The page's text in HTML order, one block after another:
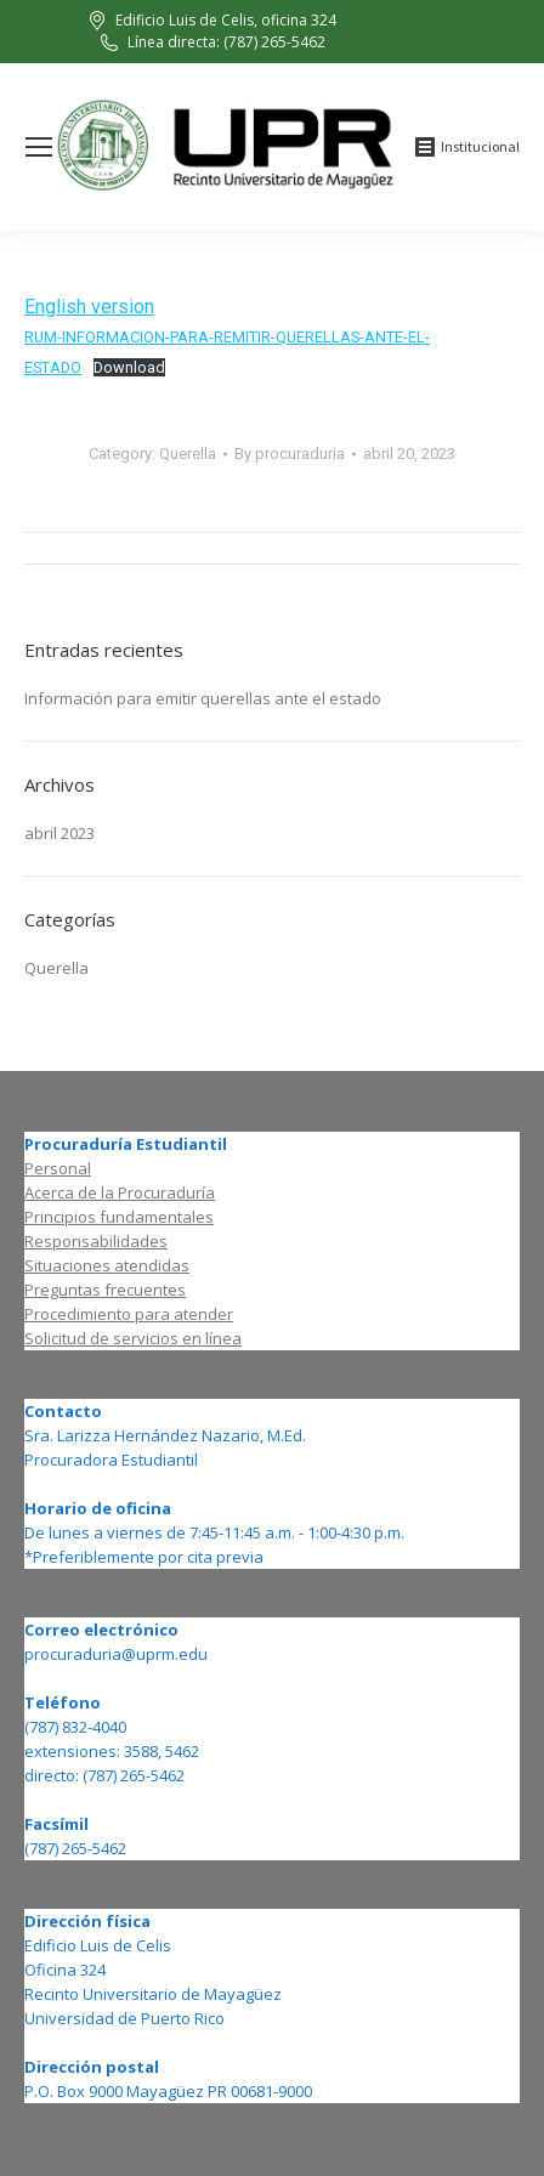
Edificio Luis de Celis, oficina 324
Línea directa: (787) 265-5462
Institucional
English version
RUM-INFORMACION-PARA-REMITIR-QUERELLAS-ANTE-EL-
ESTADO
Download
Category: Querella By procuraduria abril 20, 2023
Post
Entradas recientes
Información para emitir querellas ante el estado
Archivos
abril 2023
Categorías
Querella
Procuraduría Estudiantil
Personal
Acerca de la Procuraduría
Principios fundamentales
Responsabilidades
Situaciones atendidas
Preguntas frecuentes
Procedimiento para atender
Solicitud de servicios en línea
Contacto
Sra. Larizza Hernández Nazario, M.Ed.
Procuradora Estudiantil
Horario de oficina
De lunes a viernes de 7:45-11:45 a.m. - 1:00-4:30 p.m.
*Preferiblemente por cita previa
Correo electrónico
procuraduria@uprm.edu
Teléfono
(787) 832-4040
extensiones: 3588, 5462
directo: (787) 265-5462
Facsímil
(787) 265-5462
Dirección física
Edificio Luis de Celis
Oficina 324
Recinto Universitario de Mayagüez
Universidad de Puerto Rico
Dirección postal
P.O. Box 9000 Mayagüez PR 00681-9000